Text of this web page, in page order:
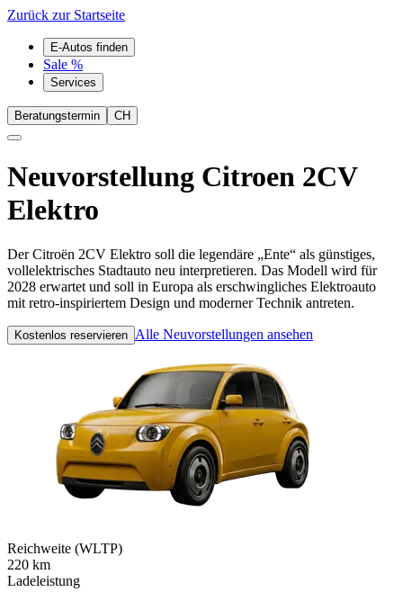
Zurück zur Startseite
E-Autos finden
Sale %
Services
Beratungstermin CH
Neuvorstellung Citroen 2CV
Elektro
Der Citroën 2CV Elektro soll die legendäre „Ente“ als günstiges,
vollelektrisches Stadtauto neu interpretieren. Das Modell wird für
2028 erwartet und soll in Europa als erschwingliches Elektroauto
mit retro-inspiriertem Design und moderner Technik antreten.
Kostenlos reservieren Alle Neuvorstellungen ansehen
Reichweite (WLTP)
220 km
Ladeleistung